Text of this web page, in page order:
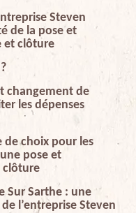
Steven
de la pose et
et clôture
changement de
les dépenses
de choix pour les
pose et
clôture
Sur Sarthe : une
l’entreprise Steven